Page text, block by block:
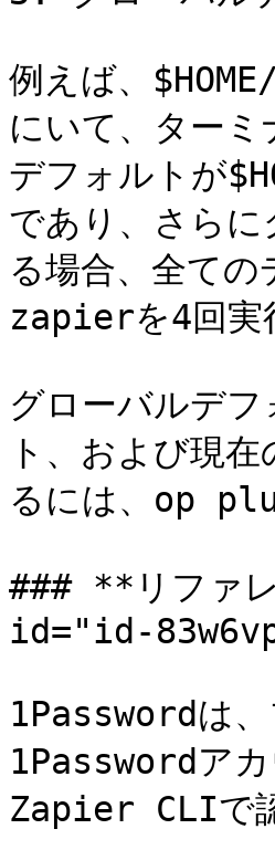
例えば、
にいて、ター
デフォルトが
であり、さら
る場合、全て
zapierを4回実
グローバルデ
ト、および現
るには、op
### **リファ
id="id-
1Passwordは
1Passwordア
Zapier CLIで認